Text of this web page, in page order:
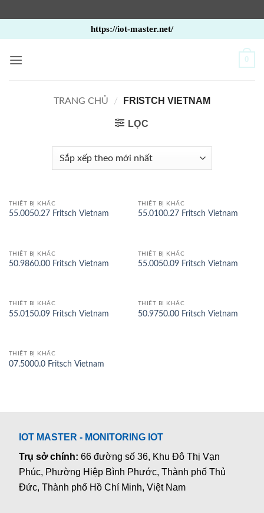
qua
nội
https://iot-master.net/
0
TRANG CHỦ / FRISTCH VIETNAM
LỌC
THIẾT BỊ KHÁC
55.0050.27 Fritsch Vietnam
THIẾT BỊ KHÁC
55.0100.27 Fritsch Vietnam
THIẾT BỊ KHÁC
50.9860.00 Fritsch Vietnam
THIẾT BỊ KHÁC
55.0050.09 Fritsch Vietnam
THIẾT BỊ KHÁC
55.0150.09 Fritsch Vietnam
THIẾT BỊ KHÁC
50.9750.00 Fritsch Vietnam
THIẾT BỊ KHÁC
07.5000.0 Fritsch Vietnam
IOT MASTER - MONITORING IOT
Trụ sở chính:66 đường số 36, Khu Đô Thị Vạn
Phúc, Phường Hiệp Bình Phước, Thành phố Thủ
Đức, Thành phố Hồ Chí Minh, Việt Nam